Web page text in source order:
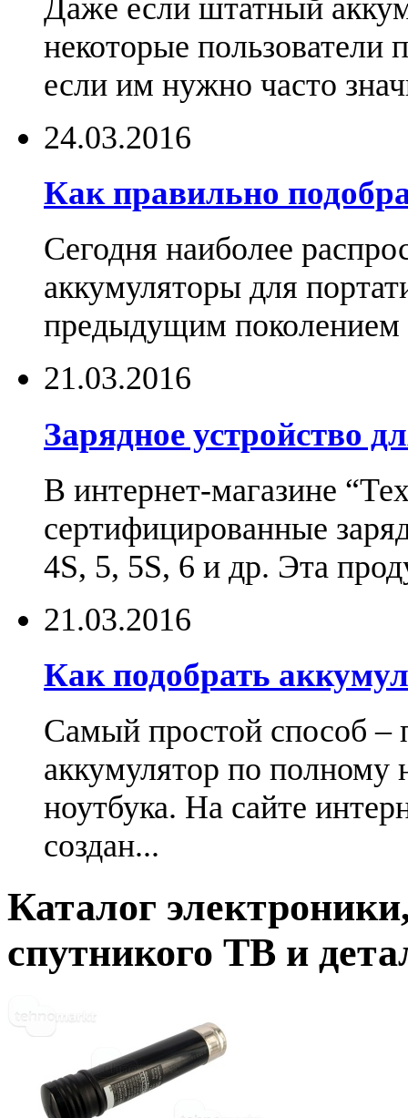
Даже если штатный
некоторые пользователи
если им нужно часто
24.03.2016
Как правильно
Сегодня наиболее
аккумуляторы для
предыдущим поколением
21.03.2016
Зарядное устройство
В интернет-магазине
сертифицированные
4S, 5, 5S, 6 и др. Эта
21.03.2016
Как подобрать
Самый простой способ –
аккумулятор по
ноутбука. На сайте
создан...
Каталог
спутникого ТВ и